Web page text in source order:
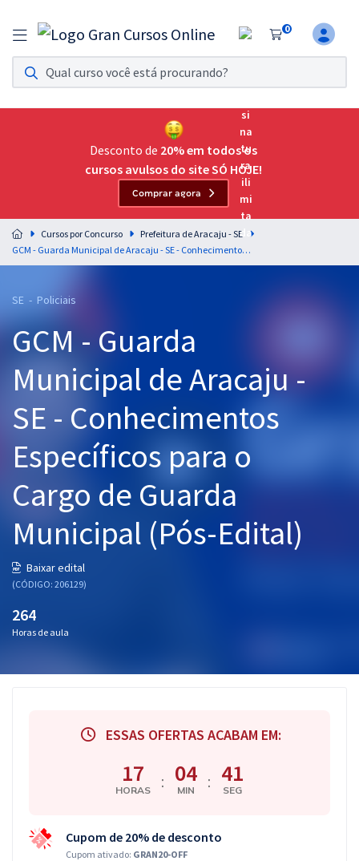
0
Assinatura Ilimitada 11
Acesso a todos os cursos. Teste grátis por 7 dias!
Assinatura OAB Até Passar
Acesso ilimitado a toda preparação para o Exame da
Residências Multiprofissionais
Preparação completa e intensiva para as principais
residências em saúde do Brasil
Cursos 20% OFF
Pós
Graduação
OAB
Questões grátis
Blog
Aprovados
Desconto de 20% em todos os
cursos avulsos do site SÓ HOJE!
Comprar agora
Cursos por Concurso
Prefeitura de Aracaju - SE
GCM - Guarda Municipal de Aracaju - SE - Conhecimentos Específicos para o Cargo de Guarda Municipal (Pós-Edital)
SE - Policiais
GCM - Guarda
Municipal de Aracaju -
SE - Conhecimentos
Específicos para o
Cargo de Guarda
Municipal (Pós-Edital)
Baixar edital
(CÓDIGO: 206129)
264
Horas de aula
ESSAS OFERTAS ACABAM EM:
17
HORAS : 04
MIN : 40
SEG
Cupom de 20% de desconto
Cupom ativado: GRAN20-OFF